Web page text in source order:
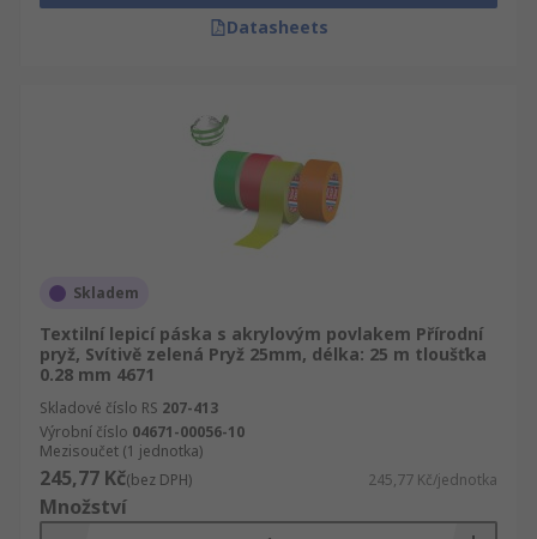
Datasheets
Skladem
Textilní lepicí páska s akrylovým povlakem Přírodní
pryž, Svítivě zelená Pryž 25mm, délka: 25 m tloušťka
0.28 mm 4671
Skladové číslo RS 207-413
Výrobní číslo 04671-00056-10
Mezisoučet (1 jednotka)
245,77 Kč(bez DPH) 245,77 Kč/jednotka
Množství